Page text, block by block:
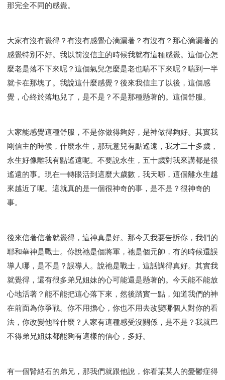
那完全不同的感覺。
大家有沒有覺得？有沒有感覺心滴漏著？有沒有？那心滴漏著的
感覺特別不好。我以前沒信主的時候我就有這種感覺。這個心怎
麼老是落不下來呢？這個氣兒怎麼是老也喘不下來呢？喘到一半
就卡在那塊了。我說這什麼感覺？後來我信主了以後，這個感
覺，心終於落地兒了，是不是？不是那種懸著的。這個舒服。
大家能感覺這種舒服，不是你做得夠好，是神做得夠好。其實我
剛信主的時候，什麼永生，那玩意兒有點遙遠，我才二十多歲，
永生好像離我有點遙遠呢。不要說永生，五十歲對我來講都是很
遙遠的事。現在一轉眼活到這麼大歲數，我天哪，這個離永生越
來越近了呢。這就真的是一個很神奇的事，是不是？很神奇的
事。
後來信著信著就覺得，這神真是好。那今天我要告訴你，我們的
耶和華神是戰士。你說祂是個將軍，祂是個元帥，有的時候還誤
導人哪，是不是？誤導人。說祂是戰士，這話講得真好。其實我
就覺得，還有很多弟兄姐妹的心可能還是懸著的。今天能不能放
心地活著？能不能把這心落下來，然後踏實一點，知道我們的神
在前面為你爭戰。你不用擔心，你也不用去改變哪個人對你的看
法，你改變他幹什麼？人家有這種感受沒關係，是不是？我就巴
不得弟兄姐妹都能夠有這樣的信心，多好。
有一個腎結石的弟兄，那我們就跟他說，你看某某人的憂鬱症得